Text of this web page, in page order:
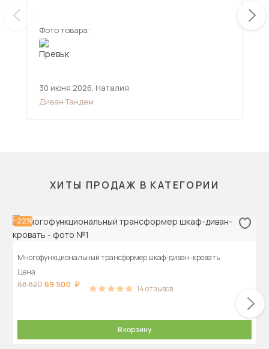
Фото товара:
30 июня 2026, Наталия
Диван Тандем
ХИТЫ ПРОДАЖ В КАТЕГОРИИ
-22%
Многофункциональный трансформер шкаф-диван-кровать
Цена
88 820 69 500 14отзывов
В корзину